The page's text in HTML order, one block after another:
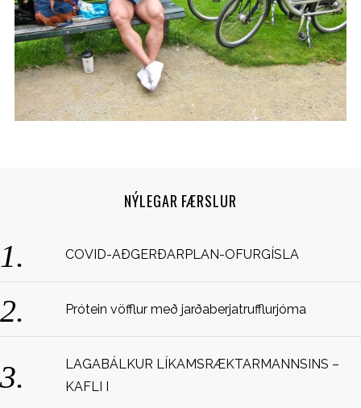
NÝLEGAR FÆRSLUR
COVID-AÐGERÐARPLAN-OFURGÍSLA
Prótein vöfflur með jarðaberjatrufflurjóma
LAGABÁLKUR LÍKAMSRÆKTARMANNSINS –
KAFLI I
e
c
o
r